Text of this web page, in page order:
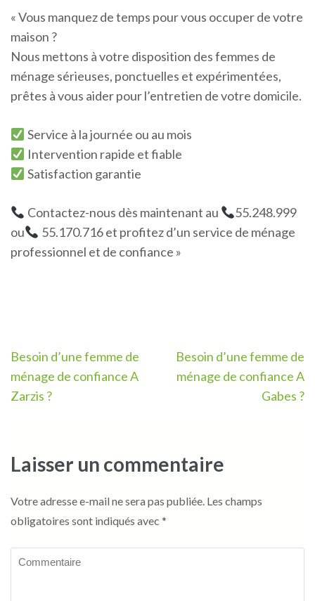
« Vous manquez de temps pour vous occuper de votre
maison ?
Nous mettons à votre disposition des femmes de
ménage sérieuses, ponctuelles et expérimentées,
prêtes à vous aider pour l’entretien de votre domicile.
Service à la journée ou au mois
Intervention rapide et fiable
Satisfaction garantie
Contactez-nous dès maintenant au
55.248.999
ou
55.170.716 et profitez d’un service de ménage
professionnel et de confiance »
Navigation
de
l’article
Besoin d’une femme de
ménage de confiance A
Zarzis ?
Besoin d’une femme de
ménage de confiance A
Gabes ?
Laisser un commentaire
Votre adresse e-mail ne sera pas publiée. Les champs
obligatoires sont indiqués avec *
Commentaire